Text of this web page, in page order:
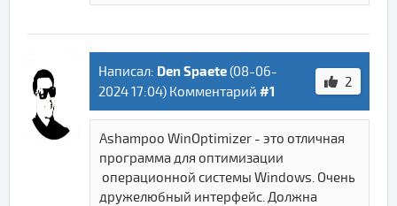
Написал: Den Spaete(08-06-
2024 17:04) Комментарий #1
2
Ashampoo WinOptimizer - это отличная
программа для оптимизации
операционной системы Windows. Очень
дружелюбный интерфейс. Должна